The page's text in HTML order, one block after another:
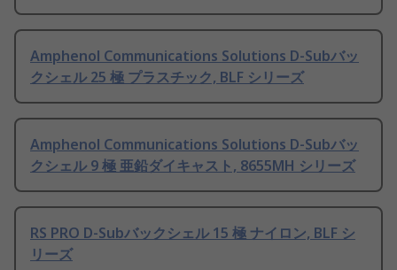
Amphenol Communications Solutions D-Subバッ
クシェル 25 極 プラスチック, BLF シリーズ
Amphenol Communications Solutions D-Subバッ
クシェル 9 極 亜鉛ダイキャスト, 8655MH シリーズ
RS PRO D-Subバックシェル 15 極 ナイロン, BLF シ
リーズ